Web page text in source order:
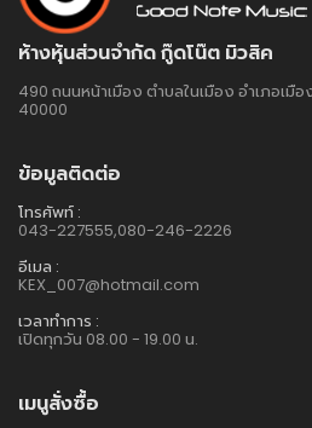
ห้างหุ้นส่วนจำกัด กู๊ดโน๊ต มิวสิค
490 ถนนหน้าเมือง ตำบลในเมือง อำเภอเ
40000
ข้อมูลติดต่อ
โทรศัพท์ :
043-227555,080-246-2226
อีเมล :
KEX_007@hotmail.com
เวลาทำการ :
เปิดทุกวัน 08.00 - 19.00 น.
เมนูสั่งซื้อ